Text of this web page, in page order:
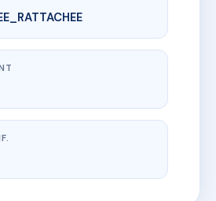
AH9554502
VIVES
Fort-de-France